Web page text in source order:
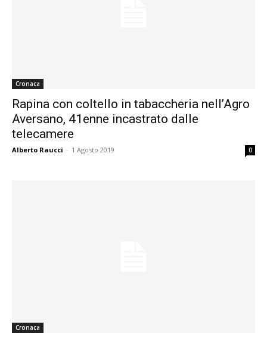
Cronaca
Rapina con coltello in tabaccheria nell’Agro
Aversano, 41enne incastrato dalle
telecamere
Alberto Raucci - 1 Agosto 2019 0
Cronaca